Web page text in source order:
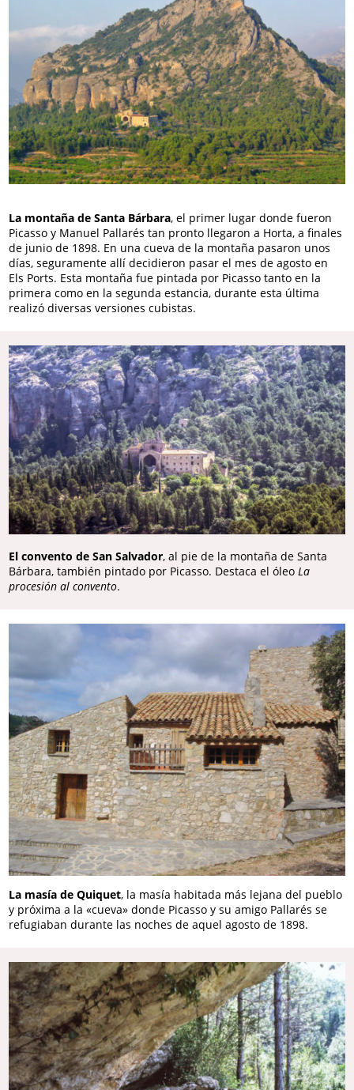
La montaña de Santa Bárbara, el primer lugar donde fueron
Picasso y Manuel Pallarés tan pronto llegaron a Horta, a finales
de junio de 1898. En una cueva de la montaña pasaron unos
días, seguramente allí decidieron pasar el mes de agosto en
Els Ports. Esta montaña fue pintada por Picasso tanto en la
primera como en la segunda estancia, durante esta última
realizó diversas versiones cubistas.
El convento de San Salvador, al pie de la montaña de Santa
Bárbara, también pintado por Picasso. Destaca el óleoLa
procesión al convento.
La masía de Quiquet, la masía habitada más lejana del pueblo
y próxima a la «cueva» donde Picasso y su amigo Pallarés se
refugiaban durante las noches de aquel agosto de 1898.